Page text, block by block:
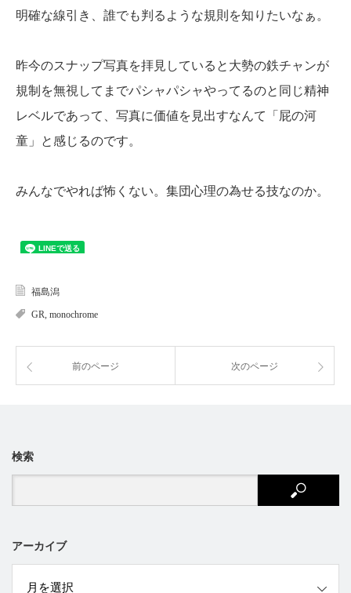
明確な線引き、誰でも判るような規則を知りたいなぁ。
昨今のスナップ写真を拝見していると大勢の鉄チャンが
規制を無視してまでパシャパシャやってるのと同じ精神
レベルであって、写真に価値を見出すなんて「屁の河
童」と感じるのです。
みんなでやれば怖くない。集団心理の為せる技なのか。
福島潟
GR, monochrome
前のページ 次のページ
検索
アーカイブ